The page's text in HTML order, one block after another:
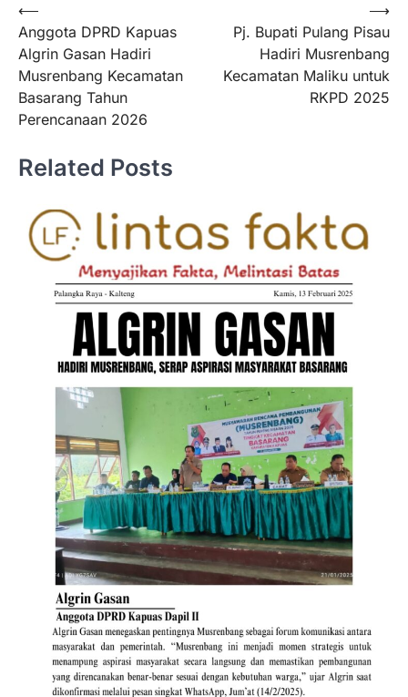
Navigasi
pos
⟵
Anggota DPRD Kapuas
Algrin Gasan Hadiri
Musrenbang Kecamatan
Basarang Tahun
Perencanaan 2026
Pj. Bupati Pulang Pisau
Hadiri Musrenbang
Kecamatan Maliku untuk
RKPD 2025
⟶
Related Posts